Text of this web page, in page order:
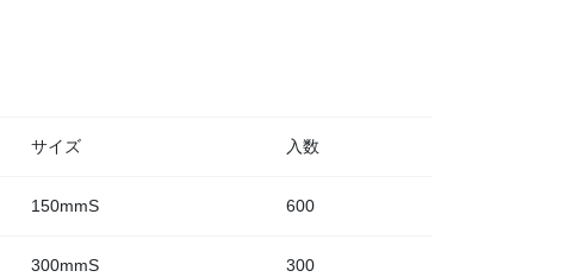
サイズ 入数
150mmS 600
300mmS 300